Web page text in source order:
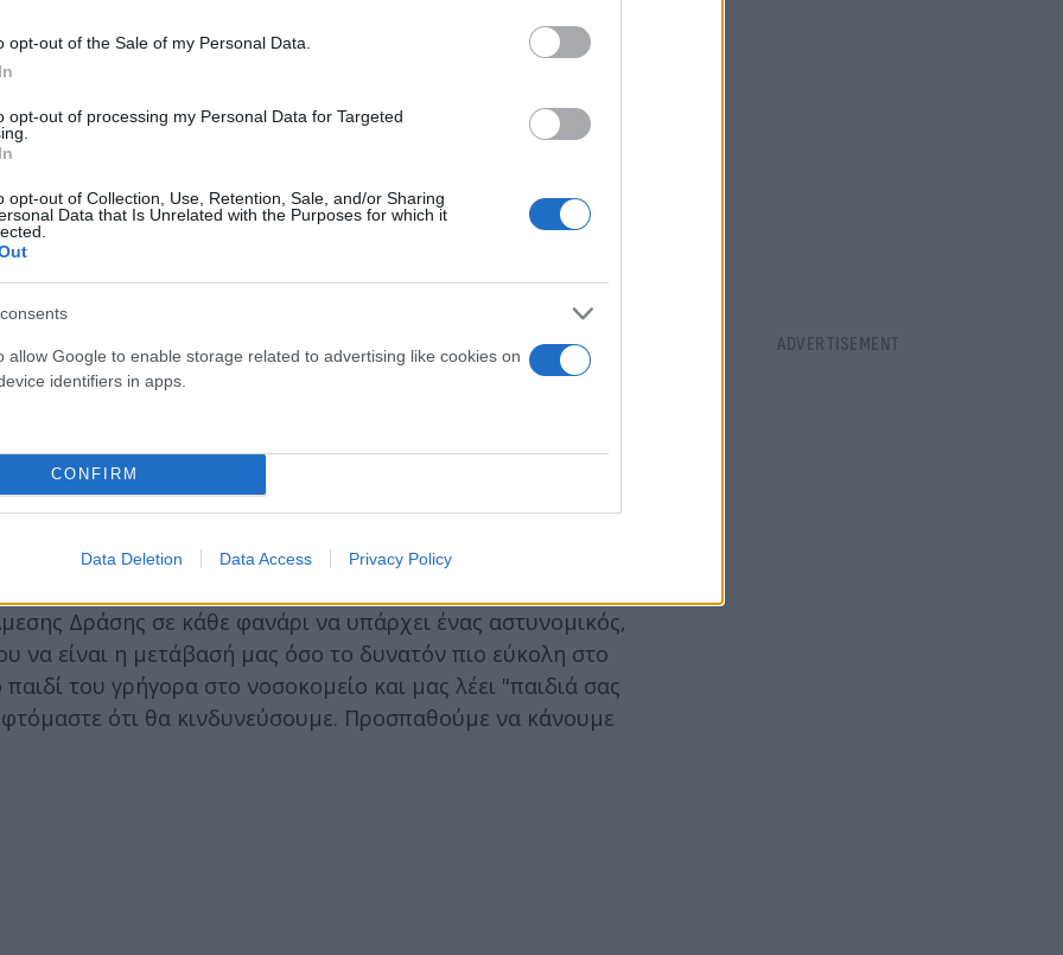
opt-out of the Sale of my Personal Data.
opt-out of processing my Personal Data for Targeted
opt-out of Collection, Use, Retention, Sale, and/or Sharing
Data that Is Unrelated with the Purposes for which it
allow Google to enable storage related to advertising like cookies on
identifiers in apps.
CONFIRM
Data Deletion Data Access Privacy Policy
πως τον πείραξαν. Δυσκολευόταν να αναπνεύσει κι εμείς
μου από το πίσω κάθισμα ότι δεν είναι καλά στην
το βασικό και σε εκείνο το σημείο είπα ότι καλό είναι να
τον δρόμο για να περάσουμε. Ήταν ένα θέαμα
Πραγματικά δεν έχω λόγια, το να ευχαριστήσω απλά,
στον ALPHA ο πατέρας του βρέφους.
λέει: «Παραλάβαμε το αυτοκίνητο, τον μπαμπά
Δράσης σε κάθε φανάρι να υπάρχει ένας αστυνομικός,
να είναι η μετάβασή μας όσο το δυνατόν πιο εύκολη στο
του γρήγορα στο νοσοκομείο και μας λέει "παιδιά σας
ότι θα κινδυνεύσουμε. Προσπαθούμε να κάνουμε